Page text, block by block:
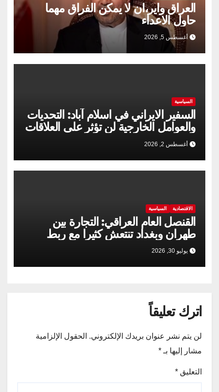
العراق واير،ان لا يمكن الفراق مهما
حاول الاعداء
أغسطس 5, 2026
السياسية
السفير الايراني في اسلام آباد: التحديات
والعوامل الخارجية لن تؤثر على العلاقات
الإيرانية الباكستانية
أغسطس 2, 2026
الاقتصادية السياسية
القنصل العام العراقي: التجارة بين
طهران وبغداد تنتعش كثيرا مع ربط
السكك الحديدية
يوليو 30, 2026
اترك تعليقاً
لن يتم نشر عنوان بريدك الإلكتروني. الحقول الإلزامية
مشار إليها بـ *
التعليق *